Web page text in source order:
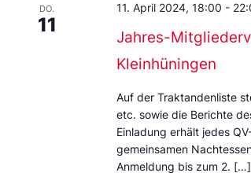
DO.
11
Jahres-
Kleinhüningen
11. April 2024, 18:00 -
Auf der Traktandenliste
etc. sowie die Berichte
Einladung erhält jedes
gemeinsamen
Anmeldung bis zum 2. […]